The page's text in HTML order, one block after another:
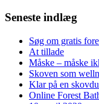
Seneste indlæg
Søg om gratis
At tillade
Måske – måske
Skoven som
Klar på en
Online Forest